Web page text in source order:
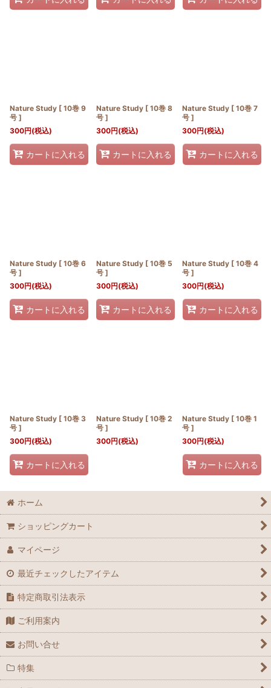
Nature Study [ 10巻 9
号 ]
300円(税込)
カートに入れる
Nature Study [ 10巻 8
号 ]
300円(税込)
カートに入れる
Nature Study [ 10巻 7
号 ]
300円(税込)
カートに入れる
Nature Study [ 10巻 6
号 ]
300円(税込)
カートに入れる
Nature Study [ 10巻 5
号 ]
300円(税込)
カートに入れる
Nature Study [ 10巻 4
号 ]
300円(税込)
カートに入れる
Nature Study [ 10巻 3
号 ]
300円(税込)
カートに入れる
Nature Study [ 10巻 2
号 ]
300円(税込)
Nature Study [ 10巻 1
号 ]
300円(税込)
カートに入れる
ホーム
ショッピングカート
マイページ
最近チェックしたアイテム
特定商取引法表示
ご利用案内
お問い合せ
特集